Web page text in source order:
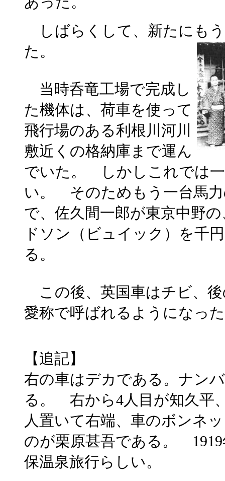
しばらくして、新たにも
た。
当時呑竜工場で完成し
た機体は、荷車を使って
飛行場のある利根川河川
敷近くの格納庫まで運ん
でいた。 しかしこれでは
い。 そのためもう一台馬
で、佐久間一郎が東京中野
ドソン（ビュイック）を千
る。
この後、英国車はチビ、
愛称で呼ばれるようになっ
【追記】
右の車はデカである。ナン
る。 右から4人目が知久平
人置いて右端、車のボンネ
のが栗原甚吾である。
保温泉旅行らしい。